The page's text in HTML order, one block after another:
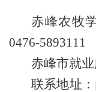
赤峰农牧
0476-5893111
赤峰市就业
联系地址